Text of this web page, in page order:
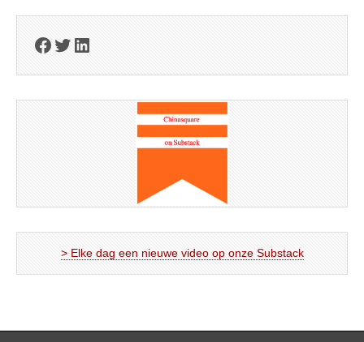
Facebook
Twitter
LinkedIn
> Elke dag een nieuwe video op onze Substack